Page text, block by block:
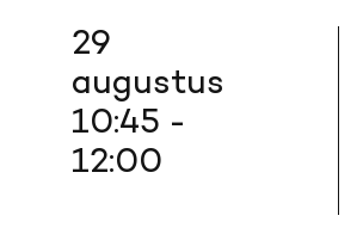
29
augustus
10:45 -
12:00